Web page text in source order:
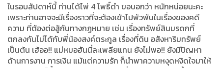
ในรอบสัปดาห์นี้ ท่านได้ไพ่ 4 โพธิ์ดำ ขอบอกว่า หนักหน่อยนะคะ
เพราะท่านอาจจะมีเรื่องราวที่จะต้องเข้าไปพัวพันในเรื่องของคดี
ความ ที่ต้องต่อสู้กันทางกฏหมาย เช่น เรื่องทรัพย์สินมรดกที่
ตกลงกันไม่ได้กับพี่น้องสงค์ตระกูล เรื่องที่ดิน อสังหาริมทรัพย์
เป็นต้น เฮ้ออ!! แม่หมอฮันนี่ละเพลียแทน ยังไม่พอ!! ยังมีปัญหา
ด้านการงาน การเงิน แม้แต่ความรัก ก็นำพาความหงุดหงิดใจมาให้